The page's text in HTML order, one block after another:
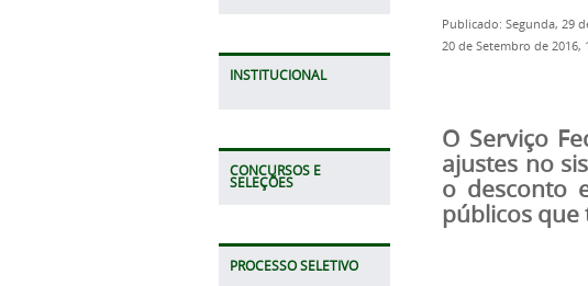
INSTITUCIONAL
CONCURSOS E
SELEÇÕES
PROCESSO SELETIVO
Publicado: Segunda, 29
20 de Setembro de 2016,
O Serviço
ajustes no
o desconto
públicos